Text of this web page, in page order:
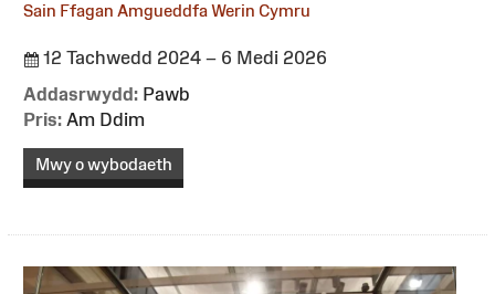
Sain Ffagan Amgueddfa Werin Cymru
12 Tachwedd 2024 – 6 Medi 2026
Addasrwydd: Pawb
Pris: Am Ddim
Mwy o wybodaeth